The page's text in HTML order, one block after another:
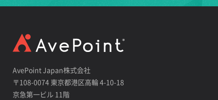
AvePoint Japan株式会社
〒108-0074 東京都港区高輪 4-10-18
京急第一ビル 11階